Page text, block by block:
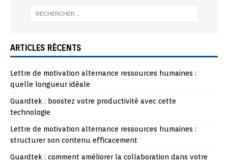
ARTICLES RÉCENTS
Lettre de motivation alternance ressources humaines :
quelle longueur idéale
Guardtek : boostez votre productivité avec cette
technologie
Lettre de motivation alternance ressources humaines :
structurer son contenu efficacement
Guardtek : comment améliorer la collaboration dans votre